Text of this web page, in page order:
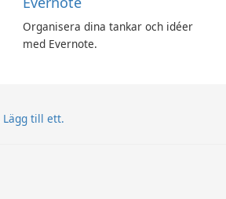
Organisera dina tankar och idéer
med Evernote.
Lägg till ett.